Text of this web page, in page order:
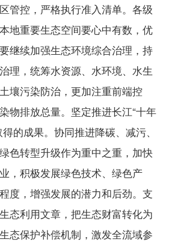
管控，严格执行准入清单。各级
地重要生态空间要心中有数，优
继续加强生态环境综合治理，持
理，统筹水资源、水环境、水生
壤污染防治，更加注重前端控
物排放总量。坚定推进长江“十年
的成果。协同推进降碳、减污、
色转型升级作为重中之重，加快
，积极发展绿色技术、绿色产
度，增强发展的潜力和后劲。支
态利用文章，把生态财富转化为
态保护补偿机制，激发全流域参